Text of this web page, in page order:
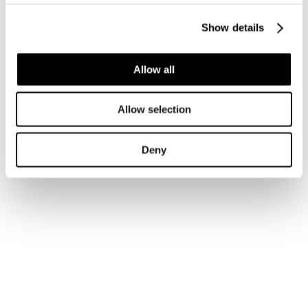
Show details
Allow all
Allow selection
Deny
Login
Risparmia con le nostre convenzioni